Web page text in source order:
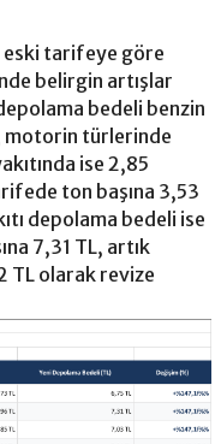
tarifeye göre
belirgin artışlar
bedeli benzin
motorin türlerinde
ise 2,85
ton başına 3,53
depolama bedeli ise
7,31 TL, artık
TL olarak revize